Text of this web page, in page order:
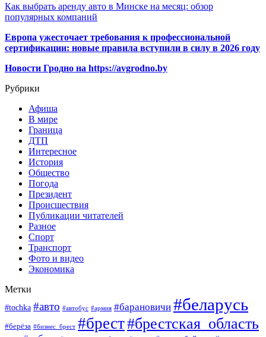
Как выбрать аренду авто в Минске на месяц: обзор
популярных компаний
Европа ужесточает требования к профессиональной
сертификации: новые правила вступили в силу в 2026 году
Новости Гродно на https://avgrodno.by
Рубрики
Афиша
В мире
Граница
ДТП
Интересное
История
Общество
Погода
Президент
Происшествия
Публикации читателей
Разное
Спорт
Транспорт
Фото и видео
Экономика
Метки
#tochka #авто #автобус #армия #барановичи #беларусь
#берёза #бизнес_брест #брест#брестская_область